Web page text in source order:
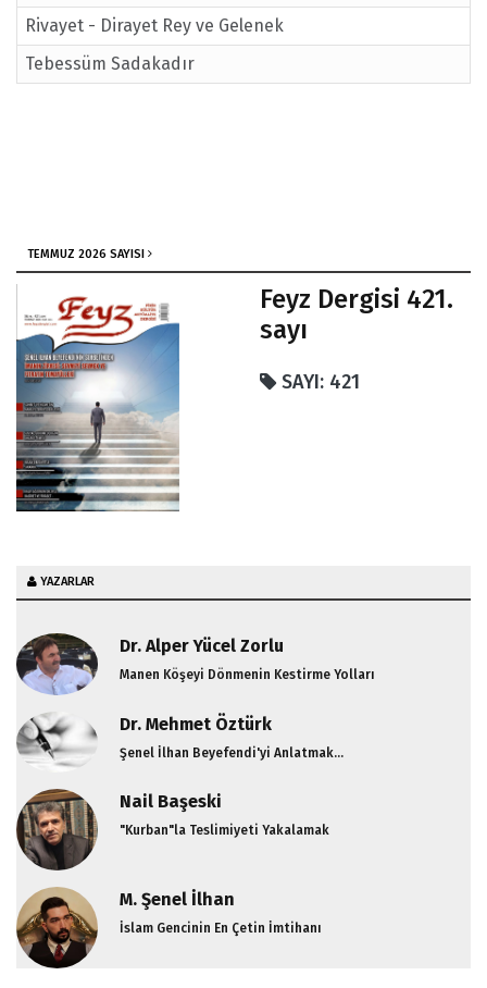
Rivayet - Dirayet Rey ve Gelenek
Tebessüm Sadakadır
TEMMUZ 2026 SAYISI
Feyz Dergisi 421.
sayı
SAYI: 421
YAZARLAR
Dr. Alper Yücel Zorlu
Manen Köşeyi Dönmenin Kestirme Yolları
Dr. Mehmet Öztürk
Şenel İlhan Beyefendi'yi Anlatmak...
Nail Başeski
"Kurban"la Teslimiyeti Yakalamak
M. Şenel İlhan
İslam Gencinin En Çetin İmtihanı